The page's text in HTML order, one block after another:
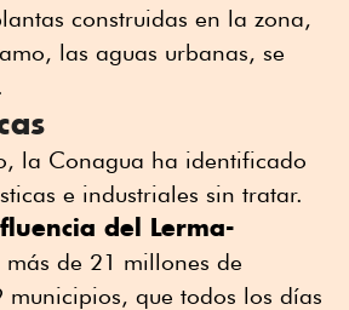
construidas en la zona,
las aguas urbanas, se
la Conagua ha identificado
e industriales sin tratar.
del Lerma-
más de 21 millones de
municipios, que todos los días